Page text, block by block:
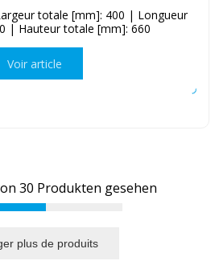
totale [mm]: 400 | Longueur
| Hauteur totale [mm]: 660
Voir article
30 Produkten gesehen
plus de produits